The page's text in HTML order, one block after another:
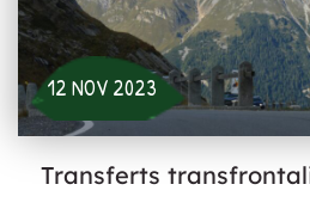
12 NOV 2023
Transferts